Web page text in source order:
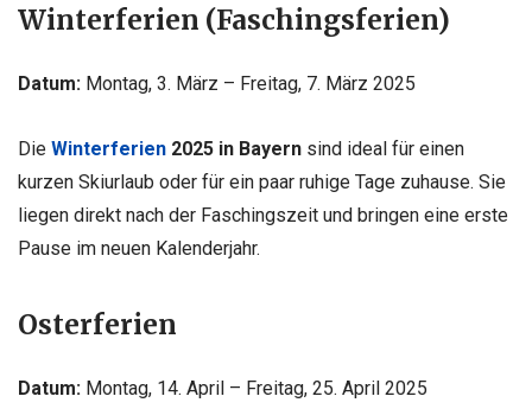
Winterferien (Faschingsferien)
Datum: Montag, 3. März – Freitag, 7. März 2025
Die Winterferien 2025 in Bayern sind ideal für einen
kurzen Skiurlaub oder für ein paar ruhige Tage zuhause. Sie
liegen direkt nach der Faschingszeit und bringen eine erste
Pause im neuen Kalenderjahr.
Osterferien
Datum: Montag, 14. April – Freitag, 25. April 2025